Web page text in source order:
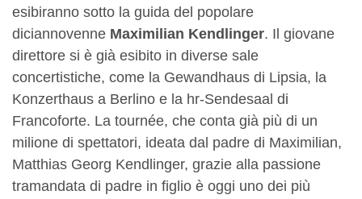
esibiranno sotto la guida del popolare
diciannovenne Maximilian Kendlinger. Il giovane
direttore si è già esibito in diverse sale
concertistiche, come la Gewandhaus di Lipsia, la
Konzerthaus a Berlino e la hr-Sendesaal di
Francoforte. La tournée, che conta già più di un
milione di spettatori, ideata dal padre di Maximilian,
Matthias Georg Kendlinger, grazie alla passione
tramandata di padre in figlio è oggi uno dei più